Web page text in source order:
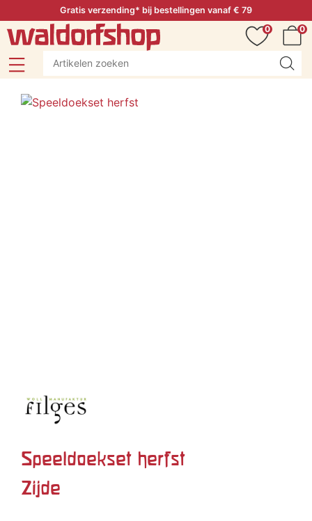
Gratis verzending* bij bestellingen vanaf € 79
0
0
Speeldoekset herfst
Zijde